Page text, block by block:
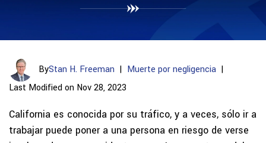
ByStan H. Freeman | Muerte por negligencia |
Last Modified on Nov 28, 2023
California es conocida por su tráfico, y a veces, sólo ir a
trabajar puede poner a una persona en riesgo de verse